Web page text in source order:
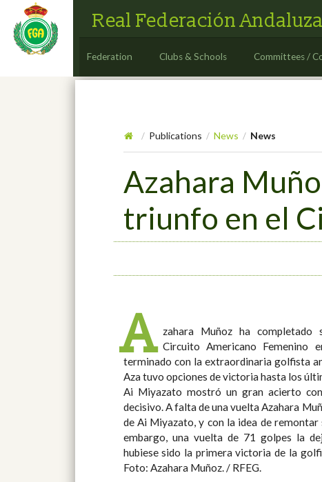
Real Federación
Federation Clubs & Schools Committees /
/ Publications / News / News
Azahara
triunfo en el
A
zahara Muñoz ha
Circuito Americano Femenino
terminado con la extraordinaria golfista
Aza tuvo opciones de victoria hasta los
Ai Miyazato mostró un gran acierto
decisivo. A falta de una vuelta Azahara Muñoz era tercera a tres golpes
de Ai Miyazato, y con la idea de remontar
embargo, una vuelta de 71 golpes la
hubiese sido la primera victoria de la
Foto: Azahara Muñoz. / RFEG.